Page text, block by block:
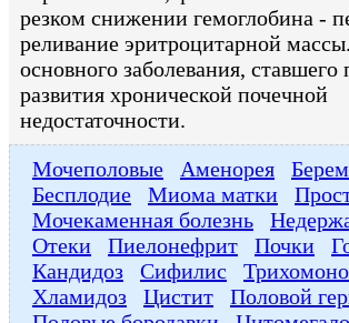
резком снижении гемоглобина -
реливание эритроцитарной
основного заболевания,
развития хронической почечной
недостаточности.
Мочеполовые
Аменорея
Бесплодие
Миома матки
Мочекаменная болезнь
Отеки
Пиелонефрит Почки
Кандидоз
Сифилис
Хламидоз
Цистит
Половой